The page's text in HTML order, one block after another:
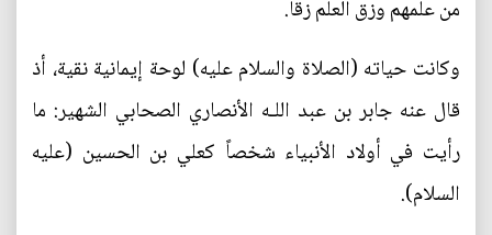
من علمهم وزق العلم زقا.
وكانت حياته (الصلاة والسلام عليه) لوحة إيمانية نقية، أذ
قال عنه جابر بن عبد اللـه الأنصاري الصحابي الشهير: ما
رأيت في أولاد الأنبياء شخصاً كعلي بن الحسين (عليه
السلام).